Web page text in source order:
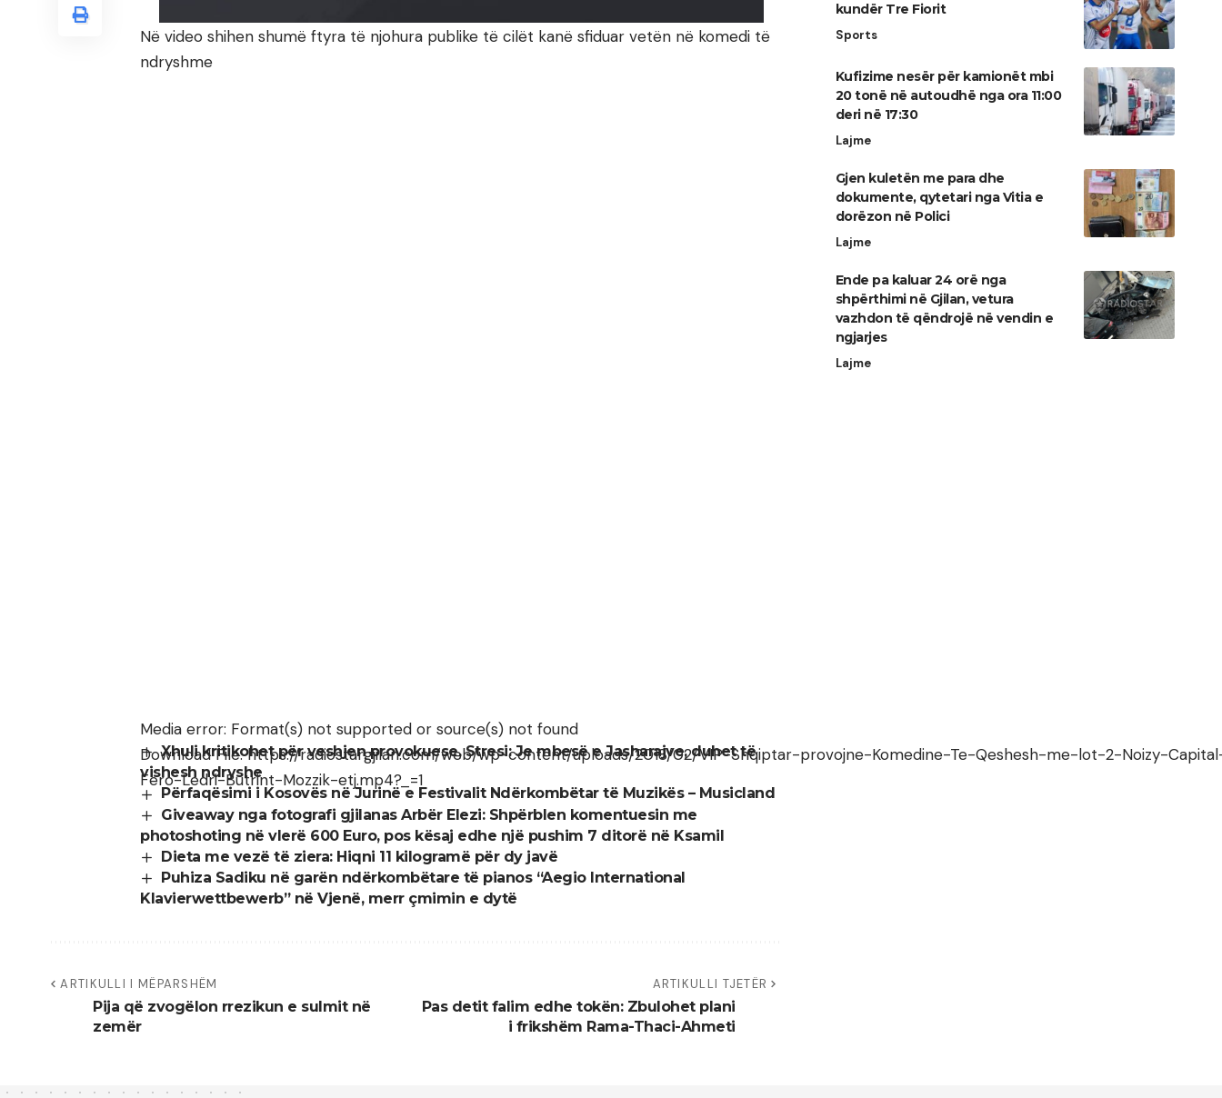
Në video shihen shumë ftyra të njohura publike të cilët kanë sfiduar vetën në komedi të
ndryshme
Media error: Format(s) not supported or source(s) not found
Download File: https://radiostargjilan.com/web/wp-content/uploads/2018/02/VIP-Shqiptar-provojne-Komedine-Te-Qeshesh-me-lot-2-Noizy-
Fero-Ledri-Butrint-Mozzik-etj.mp4?_=1
Xhuli kritikohet për veshjen provokuese, Stresi: Je mbesë e Jasharajve, duhet të
vishesh ndryshe
Përfaqësimi i Kosovës në Jurinë e Festivalit Ndërkombëtar të Muzikës – Musicland
Giveaway nga fotografi gjilanas Arbër Elezi: Shpërblen komentuesin me
photoshoting në vlerë 600 Euro, pos kësaj edhe një pushim 7 ditorë në Ksamil
Dieta me vezë të ziera: Hiqni 11 kilogramë për dy javë
Puhiza Sadiku në garën ndërkombëtare të pianos “Aegio International
Klavierwettbewerb” në Vjenë, merr çmimin e dytë
ARTIKULLI I MËPARSHËM
Pija që zvogëlon rrezikun e sulmit në
zemër
ARTIKULLI TJETËR
Pas detit falim edhe tokën: Zbulohet plani
i frikshëm Rama-Thaci-Ahmeti
kundër Tre Fiorit
Sports
Kufizime nesër për kamionët mbi
20 tonë në autoudhë nga ora 11:00
deri në 17:30
Lajme
Gjen kuletën me para dhe
dokumente, qytetari nga Vitia e
dorëzon në Polici
Lajme
Ende pa kaluar 24 orë nga
shpërthimi në Gjilan, vetura
vazhdon të qëndrojë në vendin e
ngjarjes
Lajme